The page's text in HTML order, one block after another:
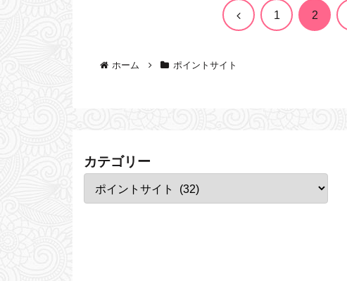
前 1 2
ホーム ポイントサイト
カテゴリー